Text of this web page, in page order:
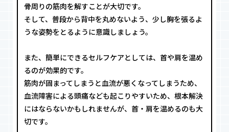
骨周りの筋肉を解すことが大切です。
そして、普段から背中を丸めないよう、少し胸を張るよ
うな姿勢をとるように意識しましょう。
また、簡単にできるセルフケアとしては、首や肩を温め
るのが効果的です。
筋肉が固まってしまうと血流が悪くなってしまうため、
血流障害による頭痛なども起こりやすいため、根本解決
にはならないかもしれませんが、首・肩を温めるのも大
切です。